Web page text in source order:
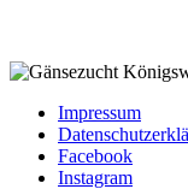
Impressum
Facebook
Instagram